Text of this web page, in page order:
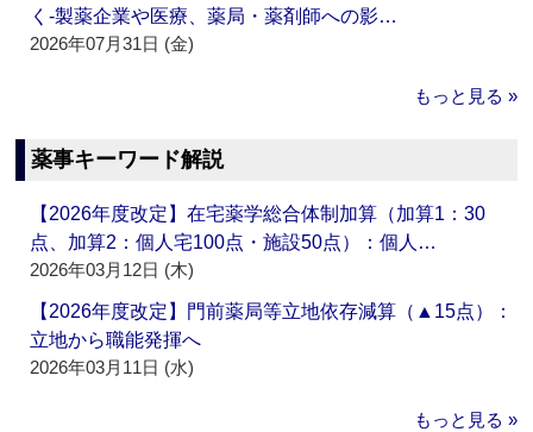
く‐製薬企業や医療、薬局・薬剤師への影…
2026年07月31日 (金)
もっと見る »
薬事キーワード解説
【2026年度改定】在宅薬学総合体制加算（加算1：30
点、加算2：個人宅100点・施設50点）：個人…
2026年03月12日 (木)
【2026年度改定】門前薬局等立地依存減算（▲15点）：
立地から職能発揮へ
2026年03月11日 (水)
もっと見る »